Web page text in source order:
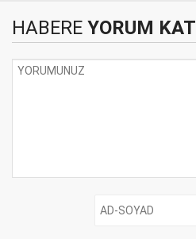
HABERE YORUM KAT